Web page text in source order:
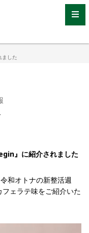
ました
』に紹介されました
和オトナの新整活週
ェラテ味をご紹介いた